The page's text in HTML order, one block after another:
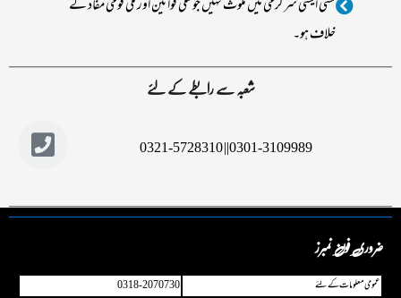
کسی ایسی سرگرمی میں ملوث نہیں جو ملکی قوانین اور ملی قومی مفاد کے
خلاف ہو۔
شعبہ سے رابطے کے لئے
0301-3109989|| 0321-5728310
ضروری فون نمبرز
عمو می معلومات کے لئے
0318-2070730